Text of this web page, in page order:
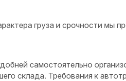
груза и срочности мы
самостоятельно
склада. Требования к